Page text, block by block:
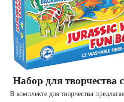
Набор для творчества
В комплекте для творчества